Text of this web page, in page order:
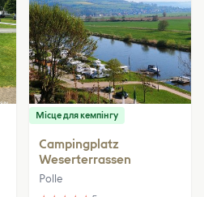
Місце для кемпінгу
Campingplatz
Weserterrassen
Polle